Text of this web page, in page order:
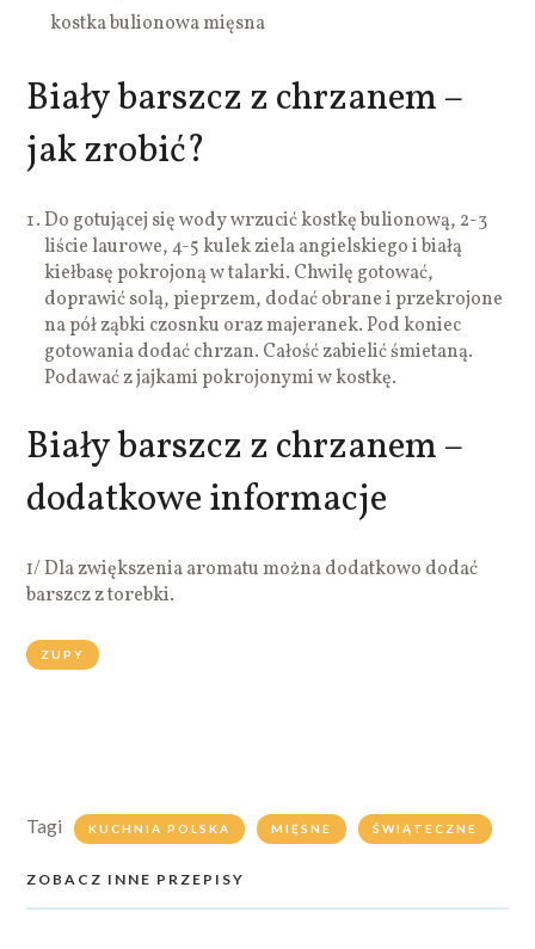
kostka bulionowa mięsna
Biały barszcz z chrzanem –
jak zrobić?
Do gotującej się wody wrzucić kostkę bulionową, 2-3
liście laurowe, 4-5 kulek ziela angielskiego i białą
kiełbasę pokrojoną w talarki. Chwilę gotować,
doprawić solą, pieprzem, dodać obrane i przekrojone
na pół ząbki czosnku oraz majeranek. Pod koniec
gotowania dodać chrzan. Całość zabielić śmietaną.
Podawać z jajkami pokrojonymi w kostkę.
Biały barszcz z chrzanem –
dodatkowe informacje
1/ Dla zwiększenia aromatu można dodatkowo dodać
barszcz z torebki.
ZUPY
Tagi KUCHNIA POLSKA MIĘSNE ŚWIĄTECZNE
ZOBACZ INNE PRZEPISY